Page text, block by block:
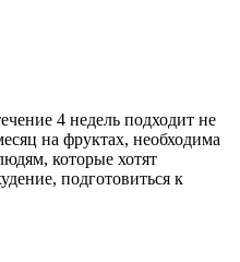
4 недель подходит не
на фруктах, необходима
которые хотят
подготовиться к